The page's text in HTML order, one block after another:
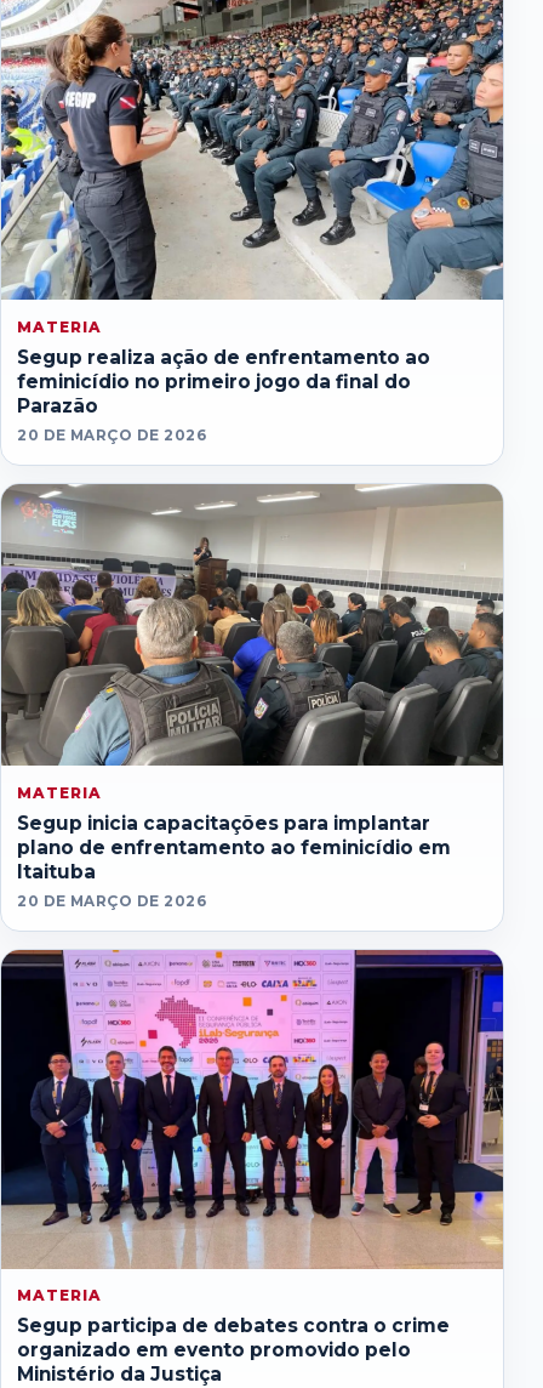
MATERIA
Segup realiza ação de enfrentamento ao
feminicídio no primeiro jogo da final do
Parazão
20 DE MARÇO DE 2026
MATERIA
Segup inicia capacitações para implantar
plano de enfrentamento ao feminicídio em
Itaituba
20 DE MARÇO DE 2026
MATERIA
Segup participa de debates contra o crime
organizado em evento promovido pelo
Ministério da Justiça